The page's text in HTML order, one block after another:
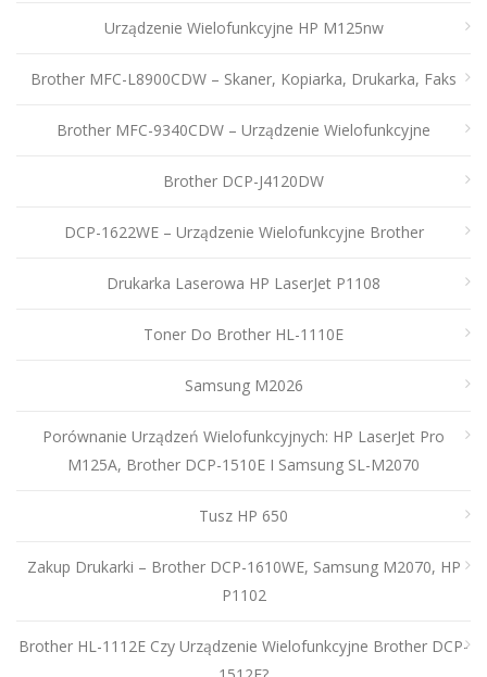
Urządzenie Wielofunkcyjne HP M125nw
Brother MFC-L8900CDW – Skaner, Kopiarka, Drukarka, Faks
Brother MFC-9340CDW – Urządzenie Wielofunkcyjne
Brother DCP-J4120DW
DCP-1622WE – Urządzenie Wielofunkcyjne Brother
Drukarka Laserowa HP LaserJet P1108
Toner Do Brother HL-1110E
Samsung M2026
Porównanie Urządzeń Wielofunkcyjnych: HP LaserJet Pro
M125A, Brother DCP-1510E I Samsung SL-M2070
Tusz HP 650
Zakup Drukarki – Brother DCP-1610WE, Samsung M2070, HP
P1102
Brother HL-1112E Czy Urządzenie Wielofunkcyjne Brother DCP-